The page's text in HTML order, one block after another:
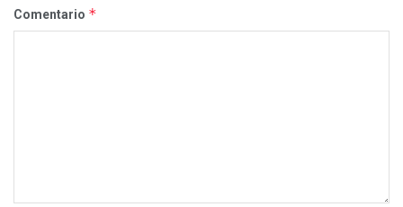
Comentario *